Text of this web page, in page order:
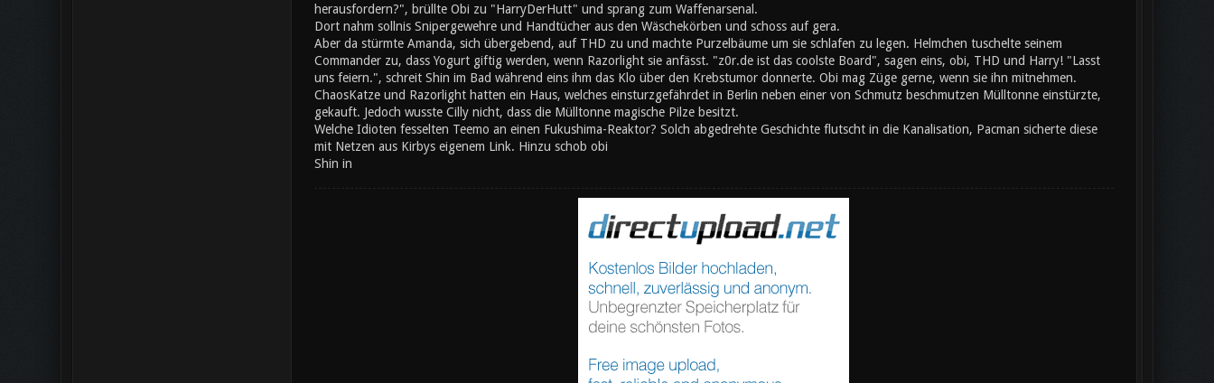
herausfordern?", brüllte Obi zu "HarryDerHutt" und sprang zum Waffenarsenal.
Dort nahm sollnis Snipergewehre und Handtücher aus den Wäschekörben und schoss auf gera.
Aber da stürmte Amanda, sich übergebend, auf THD zu und machte Purzelbäume um sie schlafen zu legen. Helmchen tuschelte seinem
Commander zu, dass Yogurt giftig werden, wenn Razorlight sie anfässt. "z0r.de ist das coolste Board", sagen eins, obi, THD und Harry! "Lasst
uns feiern.", schreit Shin im Bad während eins ihm das Klo über den Krebstumor donnerte. Obi mag Züge gerne, wenn sie ihn mitnehmen.
ChaosKatze und Razorlight hatten ein Haus, welches einsturzgefährdet in Berlin neben einer von Schmutz beschmutzen Mülltonne einstürzte,
gekauft. Jedoch wusste Cilly nicht, dass die Mülltonne magische Pilze besitzt.
Welche Idioten fesselten Teemo an einen Fukushima-Reaktor? Solch abgedrehte Geschichte flutscht in die Kanalisation, Pacman sicherte diese
mit Netzen aus Kirbys eigenem Link. Hinzu schob obi
Shin in